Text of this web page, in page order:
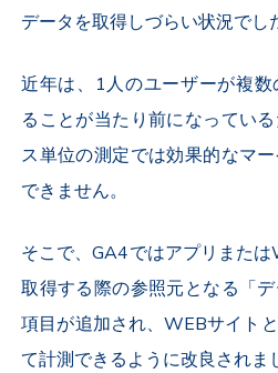
データを取得しづらい状況でし
近年は、1人のユーザーが複
ることが当たり前になってい
ス単位の測定では効果的なマ
できません。
そこで、GA4ではアプリまた
取得する際の参照元となる 「
項目が追加され、WEBサイト
て計測できるように改良されま